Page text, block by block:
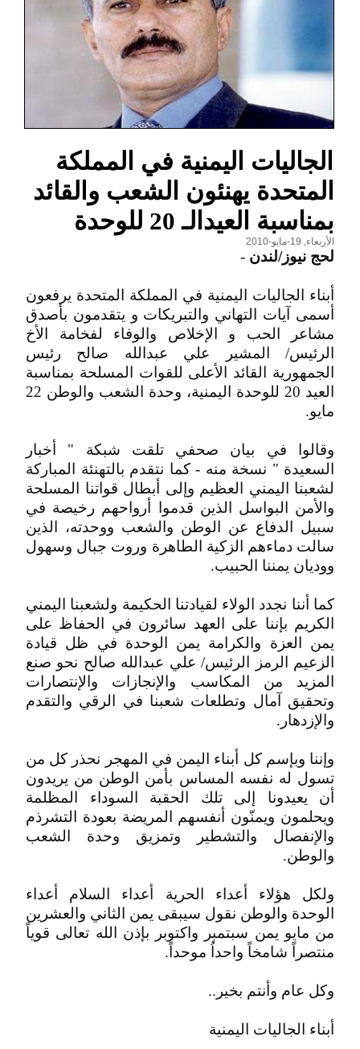
الجاليات اليمنية في المملكة
المتحدة يهنئون الشعب والقائد
بمناسبة العيدالـ 20 للوحدة
الأربعاء, 19-مايو-2010
لحج نيوز/لندن -
أبناء الجاليات اليمنية في المملكة المتحدة يرفعون
أسمى آيات التهاني والتبريكات و يتقدمون بأصدق
مشاعر الحب و الإخلاص والوفاء لفخامة الأخ
الرئيس/ المشير علي عبدالله صالح رئيس
الجمهورية القائد الأعلى للقوات المسلحة بمناسبة
العيد 20 للوحدة اليمنية، وحدة الشعب والوطن 22
مايو.
وقالوا في بيان صحفي تلقت شبكة " أخبار
السعيدة " نسخة منه - كما نتقدم بالتهنئة المباركة
لشعبنا اليمني العظيم وإلى أبطال قواتنا المسلحة
والأمن البواسل الذين قدموا أرواحهم رخيصة في
سبيل الدفاع عن الوطن والشعب ووحدته، الذين
سالت دماءهم الزكية الطاهرة وروت جبال وسهول
ووديان يمننا الحبيب.
كما أننا نجدد الولاء لقيادتنا الحكيمة ولشعبنا اليمني
الكريم بإننا على العهد سائرون في الحفاظ على
يمن العزة والكرامة يمن الوحدة في ظل قيادة
الزعيم الرمز الرئيس/ علي عبدالله صالح نحو صنع
المزيد من المكاسب والإنجازات والإنتصارات
وتحقيق آمال وتطلعات شعبنا في الرقي والتقدم
والإزدهار.
وإننا وبإسم كل أبناء اليمن في المهجر نحذر كل من
تسول له نفسه المساس بأمن الوطن من يريدون
أن يعيدونا إلى تلك الحقبة السوداء المظلمة
ويحلمون ويمنّون أنفسهم المريضة بعودة التشرذم
والإنفصال والتشطير وتمزيق وحدة الشعب
والوطن.
ولكل هؤلاء أعداء الحرية أعداء السلام أعداء
الوحدة والوطن نقول سيبقى يمن الثاني والعشرين
من مايو يمن سبتمبر واكتوبر بإذن الله تعالى قوياً
منتصراً شامخاً واحداُ موحداً.
وكل عام وأنتم بخير..
أبناء الجاليات اليمنية